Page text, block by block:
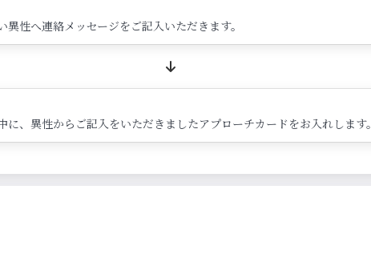
性へ連絡メッセージをご記入いただきます。
、異性からご記入をいただきましたアプローチカードをお入れします。